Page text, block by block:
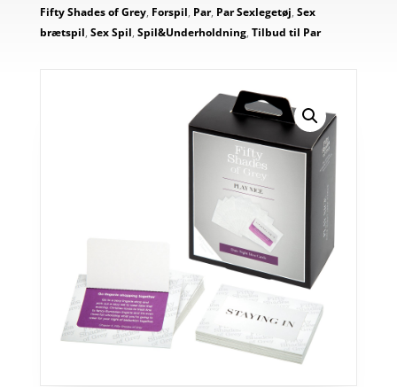
Fifty Shades of Grey, Forspil, Par, Par Sexlegetøj, Sex
brætspil, Sex Spil, Spil&Underholdning, Tilbud til Par